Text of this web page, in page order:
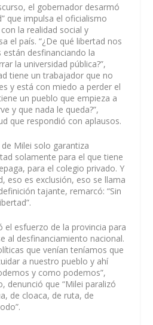
el gobernador desarmó
que impulsa el oficialismo
la realidad social y
el país. “¿De qué libertad nos
están desfinanciando la
la universidad pública?”,
tiene un trabajador que no
y está con miedo a perder el
un pueblo que empieza a
y que nada le queda?”,
que respondió con aplausos.
Milei solo garantiza
solamente para el que tiene
para el colegio privado. Y
eso es exclusión, eso se llama
tajante, remarcó: “Sin
el esfuerzo de la provincia para
al desfinanciamiento nacional.
que venían teníamos que
a nuestro pueblo y ahí
y como podemos”,
denunció que “Milei paralizó
de cloaca, de ruta, de